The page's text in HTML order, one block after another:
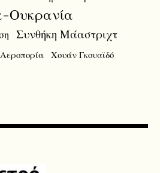
Ουκρανία
Συνθήκη Μάαστριχτ
Χουάν Γκουαϊδό